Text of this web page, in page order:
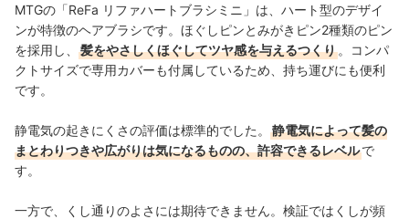
MTGの「ReFa リファハートブラシミニ」は、ハート型のデザイ
ンが特徴のヘアブラシです。ほぐしピンとみがきピン2種類のピン
を採用し、
髪をやさしくほぐしてツヤ感を与えるつくり 。コンパ
クトサイズで専用カバーも付属しているため、持ち運びにも便利
です。
静電気の起きにくさの評価は標準的でした。
静電気によって髪の
まとわりつきや広がりは気になるものの、許容できるレベルで
す。
一方で、くし通りのよさには期待できません。検証ではくしが頻